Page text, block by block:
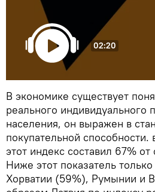
02:20
В экономике существует
реального индивидуального
населения, он выражен в
покупательной способности.
этот индекс составил 67%
Ниже этот показатель
Хорватии (59%), Румынии и